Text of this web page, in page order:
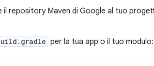
il repository Maven di Google al tuo
per la tua app o il tuo modulo: